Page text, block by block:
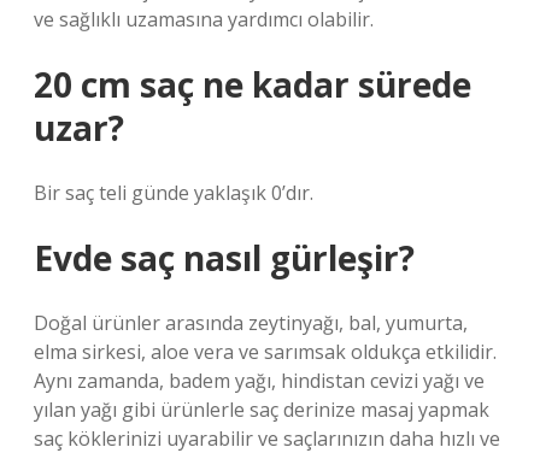
ve sağlıklı uzamasına yardımcı olabilir.
20 cm saç ne kadar sürede
uzar?
Bir saç teli günde yaklaşık 0’dır.
Evde saç nasıl gürleşir?
Doğal ürünler arasında zeytinyağı, bal, yumurta,
elma sirkesi, aloe vera ve sarımsak oldukça etkilidir.
Aynı zamanda, badem yağı, hindistan cevizi yağı ve
yılan yağı gibi ürünlerle saç derinize masaj yapmak
saç köklerinizi uyarabilir ve saçlarınızın daha hızlı ve